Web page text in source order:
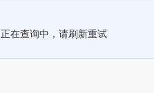
正在查询中，请刷新重试